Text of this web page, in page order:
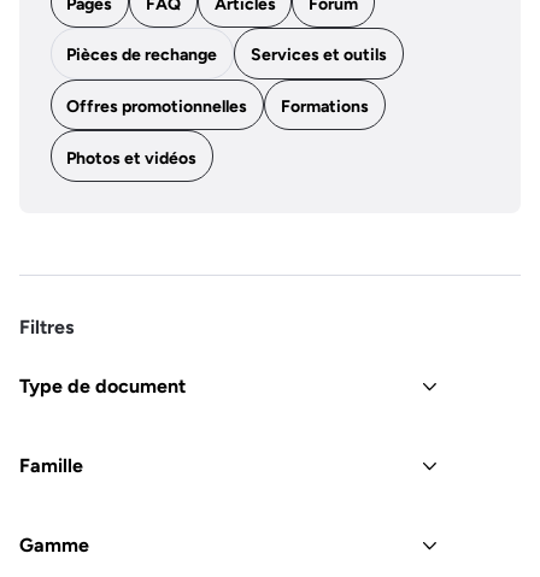
Pièces de rechange Services et outils
Offres promotionnelles Formations
Photos et vidéos
Filtres
Type de document
Famille
Gamme